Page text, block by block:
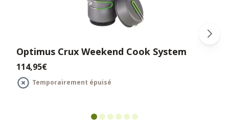
Optimus Crux Weekend Cook System
114,95€
Temporairement épuisé